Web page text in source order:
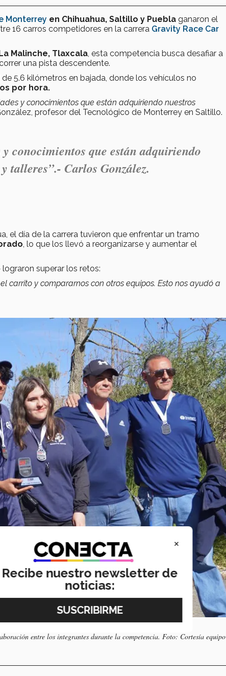
Monterrey en Chihuahua, Saltillo y Puebla ganaron el
16 carros competidores en la carrera Gravity Race Car
Malinche, Tlaxcala , esta competencia busca desafiar a
una pista descendente.
5.6 kilómetros en bajada, donde los vehículos no
por hora.
y conocimientos que están adquiriendo nuestros
profesor del Tecnológico de Monterrey en Saltillo.
conocimientos que están adquiriendo
talleres”.- Carlos González.
el día de la carrera tuvieron que enfrentar un tramo
, lo que los llevó a reorganizarse y aumentar el
superar los retos:
carrito y compararnos con otros equipos. Esto nos ayudó a
entre los integrantes durante la competencia. Foto: Cortesía equipo
×
Recibe nuestro newsletter de
noticias: